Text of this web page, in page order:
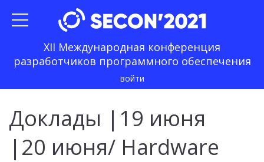
XII Международная конференция
разработчиков программного обеспечения
войти
Доклады | 19 июня
| 20 июня/ Hardware